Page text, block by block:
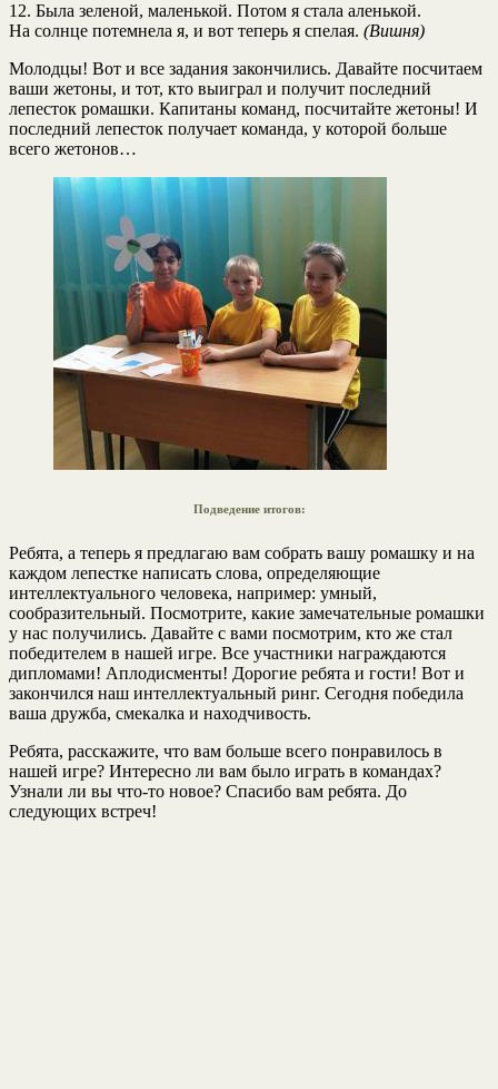
12. Была зеленой, маленькой. Потом я стала аленькой.
На солнце потемнела я, и вот теперь я спелая. (Вишня)
Молодцы! Вот и все задания закончились. Давайте посчитаем
ваши жетоны, и тот, кто выиграл и получит последний
лепесток ромашки. Капитаны команд, посчитайте жетоны! И
последний лепесток получает команда, у которой больше
всего жетонов…
Подведение итогов:
Ребята, а теперь я предлагаю вам собрать вашу ромашку и на
каждом лепестке написать слова, определяющие
интеллектуального человека, например: умный,
сообразительный. Посмотрите, какие замечательные ромашки
у нас получились. Давайте с вами посмотрим, кто же стал
победителем в нашей игре. Все участники награждаются
дипломами! Аплодисменты! Дорогие ребята и гости! Вот и
закончился наш интеллектуальный ринг. Сегодня победила
ваша дружба, смекалка и находчивость.
Ребята, расскажите, что вам больше всего понравилось в
нашей игре? Интересно ли вам было играть в командах?
Узнали ли вы что-то новое? Спасибо вам ребята. До
следующих встреч!